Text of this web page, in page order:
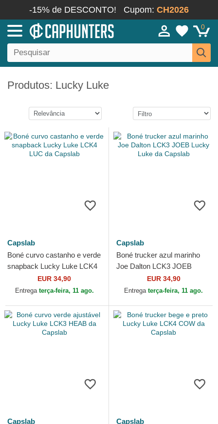
-15% de DESCONTO! Cupom: CH2026
0
Produtos: Lucky Luke
Capslab
Boné curvo castanho e verde
snapback Lucky Luke LCK4
LUC da Capslab
EUR 34,90
Entrega terça-feira, 11 ago.
Capslab
Boné trucker azul marinho
Joe Dalton LCK3 JOEB
Lucky Luke da Capslab
EUR 34,90
Entrega terça-feira, 11 ago.
Capslab
Capslab